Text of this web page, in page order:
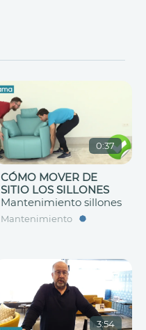
0:37
CÓMO MOVER DE
SITIO LOS SILLONES
Mantenimiento sillones
Mantenimiento
3:54